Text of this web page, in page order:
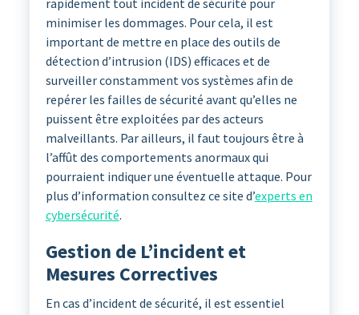
minimiser les dommages. Pour cela, il est
important de mettre en place des outils de
détection d’intrusion (IDS) efficaces et de
surveiller constamment vos systèmes afin de
repérer les failles de sécurité avant qu’elles ne
puissent être exploitées par des acteurs
malveillants. Par ailleurs, il faut toujours être à
l’affût des comportements anormaux qui
pourraient indiquer une éventuelle attaque. Pour
plus d’information consultez ce site d’experts en
cybersécurité.
Gestion de L’incident et
Mesures Correctives
En cas d’incident de sécurité, il est essentiel